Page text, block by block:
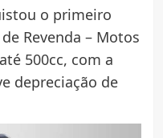
o primeiro
Revenda – Motos
500cc, com a
depreciação de